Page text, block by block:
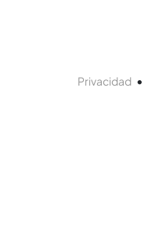
Privacidad•